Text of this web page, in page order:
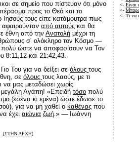
σε σημείο που πίστευαν ότι μόνο
πέρασμα προς το Θεό και το
Ιησούς τους είπε κατάμουτρα πως
από αυτούς και θα
έθνη από την Ανατολή μέχρι τη
σ’ ολόκληρο τον Κόσμο —
πολύ ώστε να αποφασίσουν να Τον
8:11,12 και 21:42,43.
Του για να δείξει σε όλους τους
σε όλους τους λαούς, με τι
να μας μεταδώσει χωρίς
Αγάπη! «Επειδή τόσο πολύ
(εσένα κι εμένα) ώστε έδωσε το
για να μη χαθεί ο καθένας που
έχει αιώνια ζωή.» — Ιωάννη
[ΣΤΗΝ ΑΡΧΗ]
<- Είναι
<-
<- Τι να